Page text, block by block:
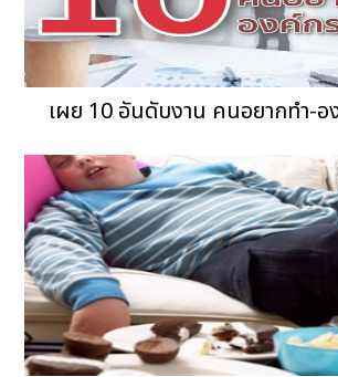
เผย 10 อันดับงาน คนอยากทำ-อ